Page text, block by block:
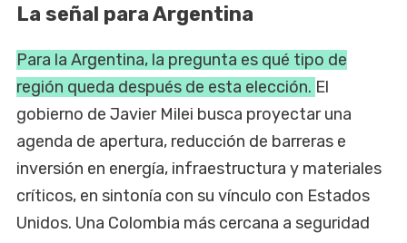
La señal para Argentina
Para la Argentina, la pregunta es qué tipo de
región queda después de esta elección. El
gobierno de Javier Milei busca proyectar una
agenda de apertura, reducción de barreras e
inversión en energía, infraestructura y materiales
críticos, en sintonía con su vínculo con Estados
Unidos. Una Colombia más cercana a seguridad